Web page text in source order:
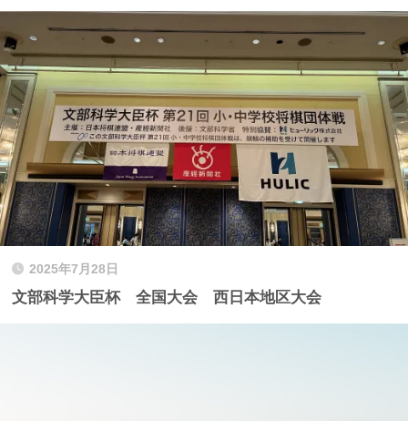
2025年7月28日
文部科学大臣杯 全国大会 西日本地区大会